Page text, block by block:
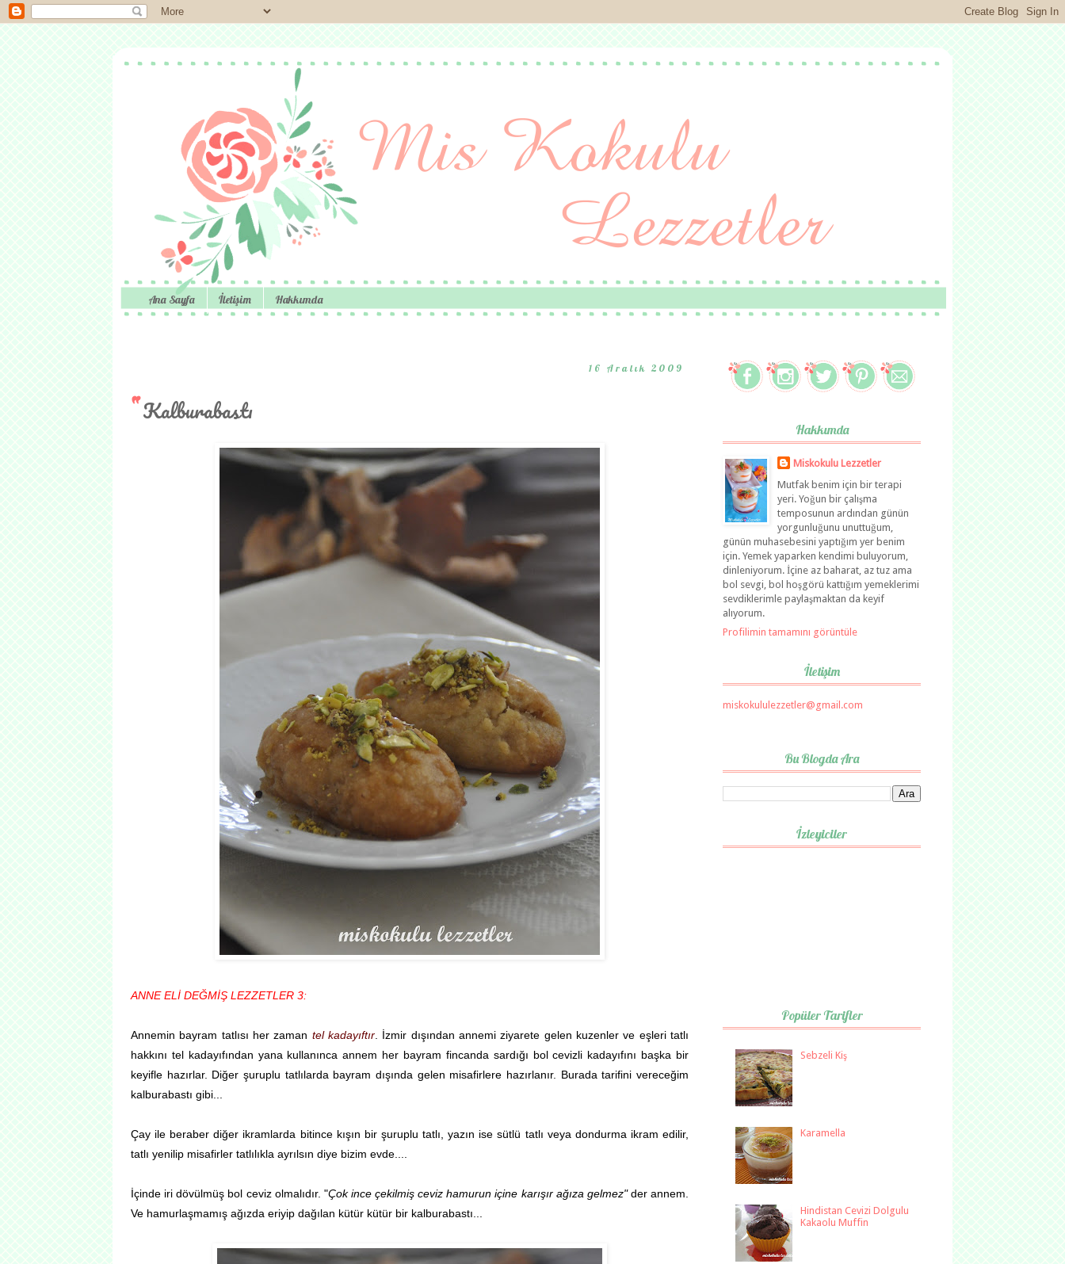
Ana Sayfa İletişim Hakkımda
16 Aralık 2009
Kalburabastı
ANNE ELİ DEĞMİŞ LEZZETLER 3:
Annemin bayram tatlısı her zaman tel kadayıftır . İzmir dışından annemi ziyarete gelen kuzenler ve eşleri tatlı
hakkını tel kadayıfından yana kullanınca annem her bayram fincanda sardığı bol cevizli kadayıfını başka bir
keyifle hazırlar. Diğer şuruplu tatlılarda bayram dışında gelen misafirlere hazırlanır. Burada tarifini vereceğim
kalburabastı gibi...
Çay ile beraber diğer ikramlarda bitince kışın bir şuruplu tatlı, yazın ise sütlü tatlı veya dondurma ikram edilir,
tatlı yenilip misafirler tatlılıkla ayrılsın diye bizim evde....
İçinde iri dövülmüş bol ceviz olmalıdır. "Çok ince çekilmiş ceviz hamurun içine karışır ağıza gelmez"der annem.
Ve hamurlaşmamış ağızda eriyip dağılan kütür kütür bir kalburabastı...
Hakkımda
Miskokulu Lezzetler
Mutfak benim için bir terapi
yeri. Yoğun bir çalışma
temposunun ardından günün
yorgunluğunu unuttuğum,
günün muhasebesini yaptığım yer benim
için. Yemek yaparken kendimi buluyorum,
dinleniyorum. İçine az baharat, az tuz ama
bol sevgi, bol hoşgörü kattığım yemeklerimi
sevdiklerimle paylaşmaktan da keyif
alıyorum.
Profilimin tamamını görüntüle
İletişim
miskokululezzetler@gmail.com
Bu Blogda Ara
İzleyiciler
Popüler Tarifler
Sebzeli Kiş
Karamella
Hindistan Cevizi Dolgulu
Kakaolu Muffin